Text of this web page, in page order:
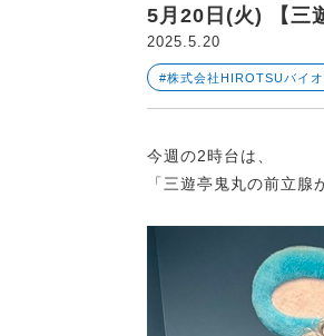
5月20日(火) 【三
2025.5.20
#株式会社HIROTSUバイオ
今週の2時台は、
「三遊亭鬼丸の前立